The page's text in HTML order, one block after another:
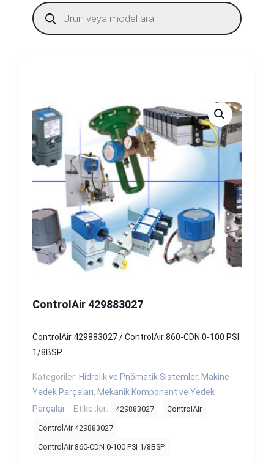
Products
search
ControlAir 429883027
ControlAir 429883027 / ControlAir 860-CDN 0-100 PSI
1/8BSP
Kategoriler: Hidrolik ve Pnömatik Sistemler, Makine
Yedek Parçaları, Mekanik Komponent ve Yedek
Parçalar
Etiketler: 429883027 ControlAir
ControlAir 429883027
ControlAir 860-CDN 0-100 PSI 1/8BSP